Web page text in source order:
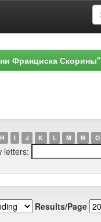
Франциска Скорины"
H I J K L M N O
letters:
Results/Page